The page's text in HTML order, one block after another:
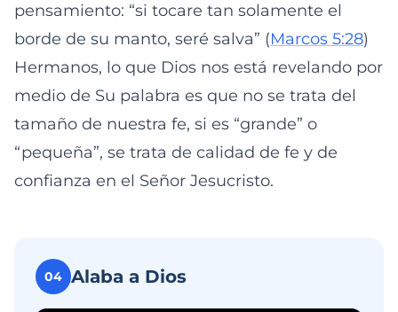
pensamiento: “si tocare tan solamente el
borde de su manto, seré salva” (Marcos 5:28)
Hermanos, lo que Dios nos está revelando por
medio de Su palabra es que no se trata del
tamaño de nuestra fe, si es “grande” o
“pequeña”, se trata de calidad de fe y de
confianza en el Señor Jesucristo.
04 Alaba a Dios